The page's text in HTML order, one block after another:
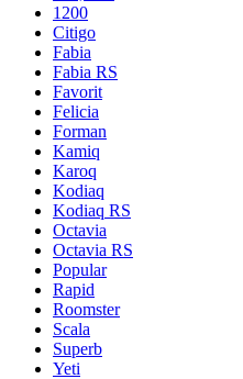
1200
Citigo
Fabia
Fabia RS
Favorit
Felicia
Forman
Kamiq
Karoq
Kodiaq
Kodiaq RS
Octavia
Octavia RS
Popular
Rapid
Roomster
Scala
Superb
Yeti